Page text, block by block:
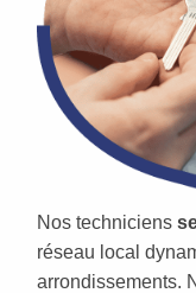
Nos techniciens
réseau local
arrondissements.